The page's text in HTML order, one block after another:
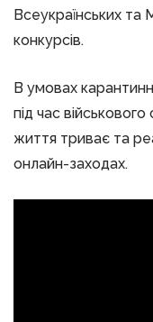
Всеукраїнських та
конкурсів.
В умовах
під час
життя триває та
онлайн-заходах.